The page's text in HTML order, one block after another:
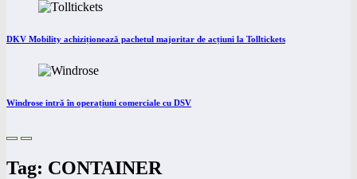
DKV Mobility achiziționează pachetul majoritar de acțiuni la Tolltickets
Windrose intră în operațiuni comerciale cu DSV
Tag: CONTAINER